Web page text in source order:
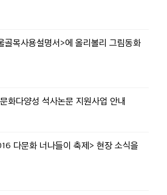
골목사용설명서>에 올리볼리 그림동화
화다양성 석사논문 지원사업 안내
다문화 너나들이 축제> 현장 소식을